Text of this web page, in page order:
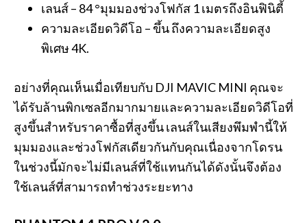
เลนส์ – 84 °มุมมองช่วงโฟกัส 1 เมตรถึงอินฟินิตี้
ความละเอียดวิดีโอ – ขึ้น ถึงความละเอียดสูง
พิเศษ 4K.
อย่างที่คุณเห็นเมื่อเทียบกับ DJI MAVIC MINI คุณจะ
ได้รับล้านพิกเซลอีกมากมายและความละเอียดวิดีโอที่
สูงขึ้นสำหรับราคาซื้อที่สูงขึ้น เลนส์ในเสียงพึมพำนี้ให้
มุมมองและช่วงโฟกัสเดียวกันกับคุณเนื่องจากโดรน
ในช่วงนี้มักจะไม่มีเลนส์ที่ใช้แทนกันได้ดังนั้นจึงต้อง
ใช้เลนส์ที่สามารถทำช่วงระยะทาง